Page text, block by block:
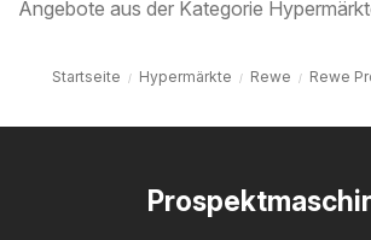
Angebote aus der Kategorie
Startseite Hypermärkte Rewe Rewe